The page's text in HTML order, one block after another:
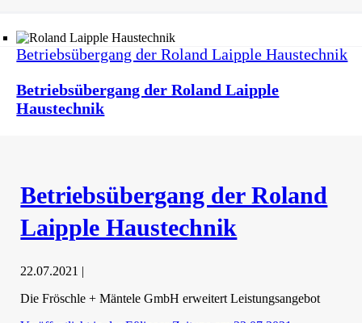
Betriebsübergang der Roland Laipple Haustechnik
Betriebsübergang der Roland Laipple
Haustechnik
Betriebsübergang der Roland
Laipple Haustechnik
22.07.2021 |
Die Fröschle + Mäntele GmbH erweitert Leistungsangebot